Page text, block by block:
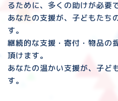
るために、多くの助けが必要
あなたの支援が、子どもたち
す。
継続的な支援・寄付・物品の
頂けます。
あなたの温かい支援が、子ど
す。